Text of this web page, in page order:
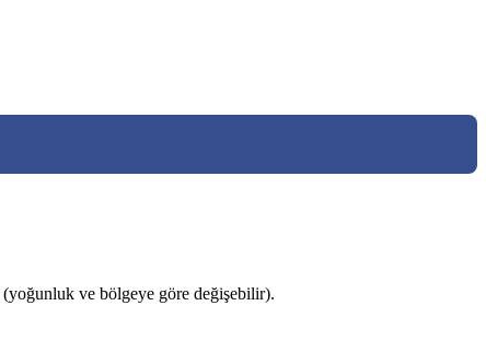
(yoğunluk ve bölgeye göre değişebilir).